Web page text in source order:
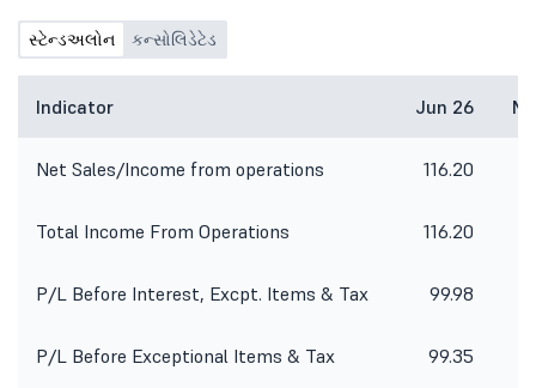
સ્ટેન્ડઅલોન કન્સોલિડેટેડ
Indicator Jun 26
Net Sales/Income from operations 116.20
Total Income From Operations 116.20
P/L Before Interest, Excpt. Items & Tax 99.98
P/L Before Exceptional Items & Tax 99.35